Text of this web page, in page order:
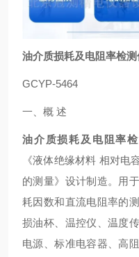
油介质损耗及电阻率检
GCYP-5464
一、概 述
油介质损耗及电阻率
《液体绝缘材料 相对电
的测量》设计制造。用
耗因数和直流电阻率的
损油杯、温控仪、温度
电源、标准电容器、高